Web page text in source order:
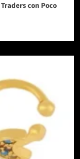
con Poco